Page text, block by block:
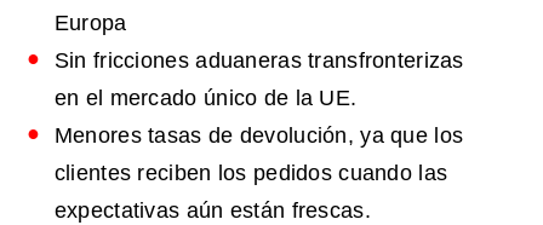
Europa
Sin fricciones aduaneras transfronterizas
en el mercado único de la UE.
Menores tasas de devolución, ya que los
clientes reciben los pedidos cuando las
expectativas aún están frescas.